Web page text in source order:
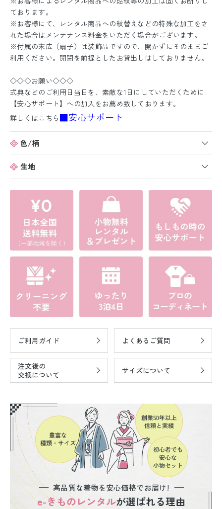
ております。
※お客様にて、レンタル商品への紋替えなどの特殊な加工をさ
れた場合はメンテナンス料金をいただく場合がございます。
※付属の末広（扇子）は装飾品ですので、開かずにそのままご
利用ください。開閉を前提としたお貸出しはしておりません。
◇◇◇お願い◇◇◇
式典などのご利用日当日を、素敵な1日にしていただくために
【安心サポート】への加入をお薦め致しております。
詳しくはこちら ■安心サポート
色/柄
生地
ご利用ガイド よくあるご質問
注文後の
交換について
サイズについて
高品質な着物を安心価格でお届け!
e-きものレンタルが選ばれる理由